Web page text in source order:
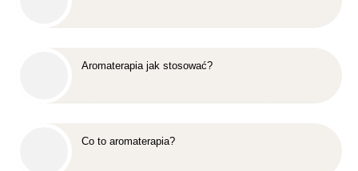
Aromaterapia jak stosować?
Co to aromaterapia?